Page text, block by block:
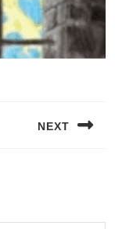
NEXT